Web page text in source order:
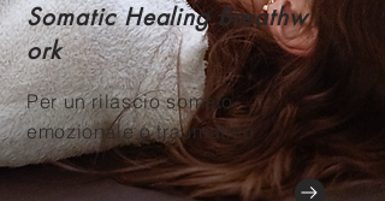
Somatic Healing Breathw
ork
Per un rilascio somato-
emozionale o traumatico